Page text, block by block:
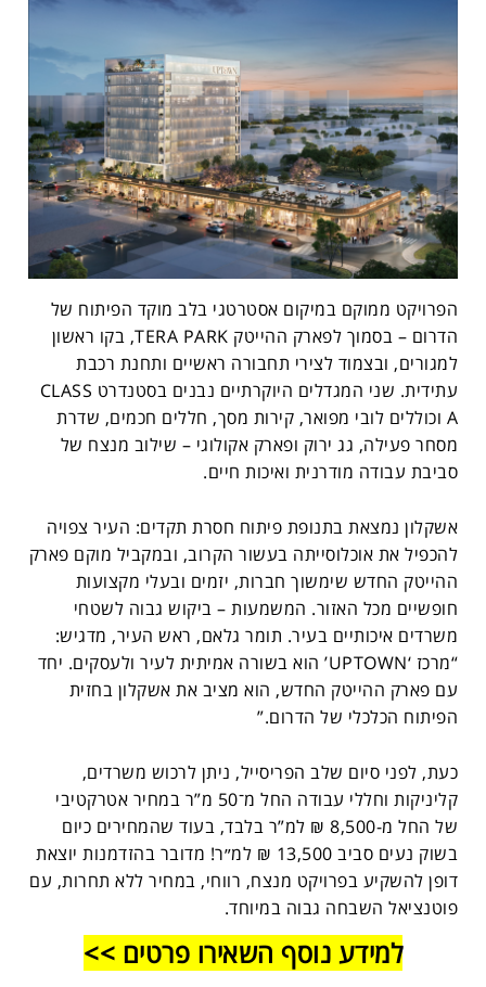
הפרויקט ממוקם במיקום אסטרטגי בלב מוקד הפיתוח של
הדרום – בסמוך לפארק ההייטק TERA PARK, בקו ראשון
למגורים, ובצמוד לצירי תחבורה ראשיים ותחנת רכבת
עתידית. שני המגדלים היוקרתיים נבנים בסטנדרט CLASS
A וכוללים לובי מפואר, קירות מסך, חללים חכמים, שדרת
מסחר פעילה, גג ירוק ופארק אקולוגי – שילוב מנצח של
סביבת עבודה מודרנית ואיכות חיים.
אשקלון נמצאת בתנופת פיתוח חסרת תקדים: העיר צפויה
להכפיל את אוכלוסייתה בעשור הקרוב, ובמקביל מוקם פארק
ההייטק החדש שימשוך חברות, יזמים ובעלי מקצועות
חופשיים מכל האזור. המשמעות – ביקוש גבוה לשטחי
משרדים איכותיים בעיר. תומר גלאם, ראש העיר, מדגיש:
“מרכז ‘UPTOWN’ הוא בשורה אמיתית לעיר ולעסקים. יחד
עם פארק ההייטק החדש, הוא מציב את אשקלון בחזית
הפיתוח הכלכלי של הדרום.”
כעת, לפני סיום שלב הפריסייל, ניתן לרכוש משרדים,
קליניקות וחללי עבודה החל מ־50 מ”ר במחיר אטרקטיבי
של החל מ-8,500 ₪ למ”ר בלבד, בעוד שהמחירים כיום
בשוק נעים סביב 13,500 ₪ למ״ר! מדובר בהזדמנות יוצאת
דופן להשקיע בפרויקט מנצח, רווחי, במחיר ללא תחרות, עם
פוטנציאל השבחה גבוה במיוחד.
למידע נוסף השאירו פרטים >>